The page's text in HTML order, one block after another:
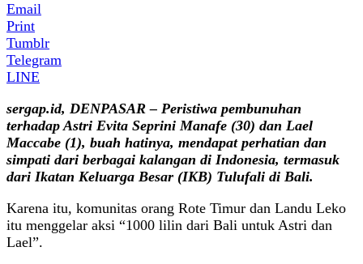
Email
Print
Tumblr
Telegram
LINE
sergap.id, DENPASAR – Peristiwa pembunuhan
terhadap Astri Evita Seprini Manafe (30) dan Lael
Maccabe (1), buah hatinya, mendapat perhatian dan
simpati dari berbagai kalangan di Indonesia, termasuk
dari Ikatan Keluarga Besar (IKB) Tulufali di Bali.
Karena itu, komunitas orang Rote Timur dan Landu Leko
itu menggelar aksi “1000 lilin dari Bali untuk Astri dan
Lael”.